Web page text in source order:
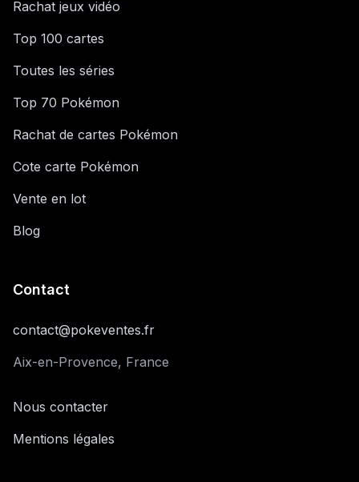
Rachat jeux vidéo
Top 100 cartes
Toutes les séries
Top 70 Pokémon
Rachat de cartes Pokémon
Cote carte Pokémon
Vente en lot
Blog
Contact
contact@pokeventes.fr
Aix-en-Provence, France
Nous contacter
Mentions légales